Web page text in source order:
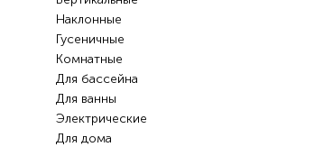
Наклонные
Гусеничные
Комнатные
Для бассейна
Для ванны
Электрические
Для дома